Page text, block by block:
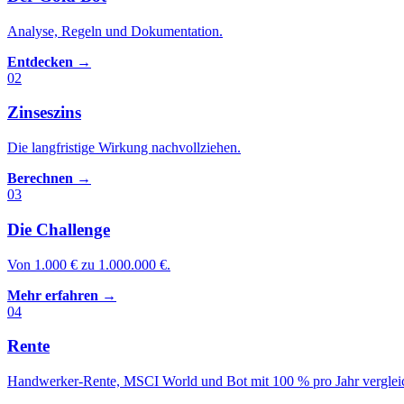
Analyse, Regeln und Dokumentation.
Entdecken →
02
Zinseszins
Die langfristige Wirkung nachvollziehen.
Berechnen →
03
Die Challenge
Von 1.000 € zu 1.000.000 €.
Mehr erfahren →
04
Rente
Handwerker-Rente, MSCI World und Bot mit 100 % pro Jahr